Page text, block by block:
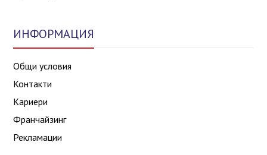
ИНФОРМАЦИЯ
Общи условия
Контакти
Кариери
Франчайзинг
Рекламации